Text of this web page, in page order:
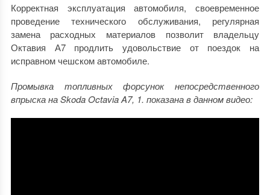
Корректная эксплуатация автомобиля, своевременное
проведение технического обслуживания, регулярная
замена расходных материалов позволит владельцу
Октавия А7 продлить удовольствие от поездок на
исправном чешском автомобиле.
Промывка топливных форсунок непосредственного
впрыска на Skoda Octavia A7, 1. показана в данном видео: